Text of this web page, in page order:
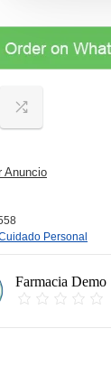
Anuncio
Personal
Farmacia Demo